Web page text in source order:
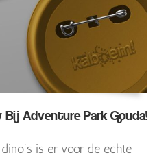
Adventure Park Gouda!
is er voor de echte